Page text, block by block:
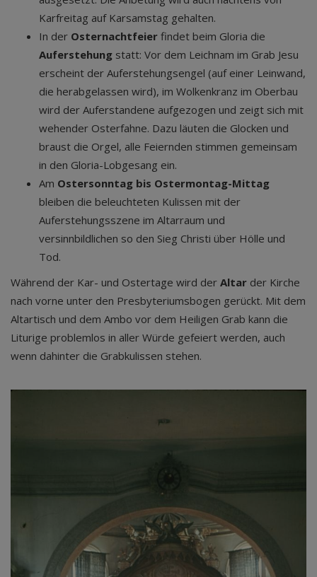
Karfreitag auf Karsamstag gehalten.
In der Osternachtfeier findet beim Gloria die
Auferstehung statt: Vor dem Leichnam im Grab Jesu
erscheint der Auferstehungsengel (auf einer Leinwand,
die herabgelassen wird), im Wolkenkranz im Oberbau
wird der Auferstandene aufgezogen und zeigt sich mit
wehender Osterfahne. Dazu läuten die Glocken und
braust die Orgel, alle Feiernden stimmen gemeinsam
in den Gloria-Lobgesang ein.
Am Ostersonntag bis Ostermontag-Mittag
bleiben die beleuchteten Kulissen mit der
Auferstehungsszene im Altarraum und
versinnbildlichen so den Sieg Christi über Hölle und
Tod.
Während der Kar- und Ostertage wird der Altar der Kirche
nach vorne unter den Presbyteriumsbogen gerückt. Mit dem
Altartisch und dem Ambo vor dem Heiligen Grab kann die
Liturige problemlos in aller Würde gefeiert werden, auch
wenn dahinter die Grabkulissen stehen.